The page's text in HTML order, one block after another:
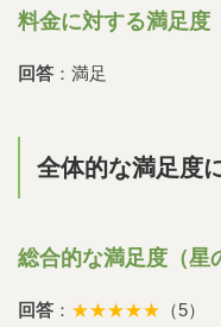
料金に対する満足度
回答 ：満足
全体的な満足度
総合的な満足度（星
回答 ： ★★★★★ （5）